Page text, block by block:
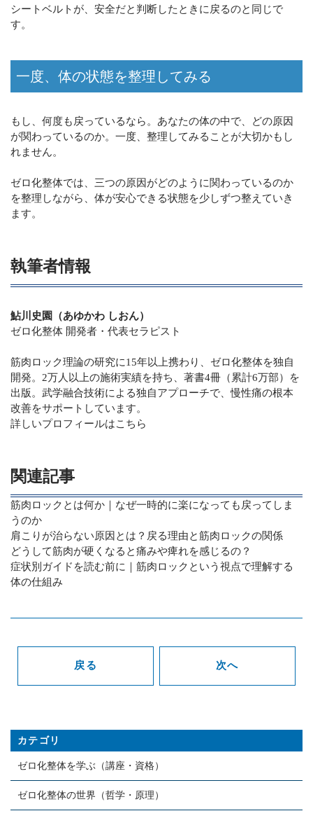
シートベルトが、安全だと判断したときに戻るのと同じで
す。
一度、体の状態を整理してみる
もし、何度も戻っているなら。あなたの体の中で、どの原因
が関わっているのか。一度、整理してみることが大切かもし
れません。
ゼロ化整体では、三つの原因がどのように関わっているのか
を整理しながら、体が安心できる状態を少しずつ整えていき
ます。
執筆者情報
鮎川史園（あゆかわ しおん）
ゼロ化整体 開発者・代表セラピスト
筋肉ロック理論の研究に15年以上携わり、ゼロ化整体を独自
開発。2万人以上の施術実績を持ち、著書4冊（累計6万部）を
出版。武学融合技術による独自アプローチで、慢性痛の根本
改善をサポートしています。
詳しいプロフィールはこちら
関連記事
筋肉ロックとは何か｜なぜ一時的に楽になっても戻ってしま
うのか
肩こりが治らない原因とは？戻る理由と筋肉ロックの関係
どうして筋肉が硬くなると痛みや痺れを感じるの？
症状別ガイドを読む前に｜筋肉ロックという視点で理解する
体の仕組み
戻る 次へ
カテゴリ
ゼロ化整体を学ぶ（講座・資格）
ゼロ化整体の世界（哲学・原理）